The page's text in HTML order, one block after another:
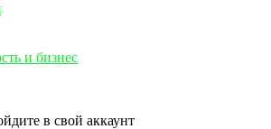
и бизнес
в свой аккаунт